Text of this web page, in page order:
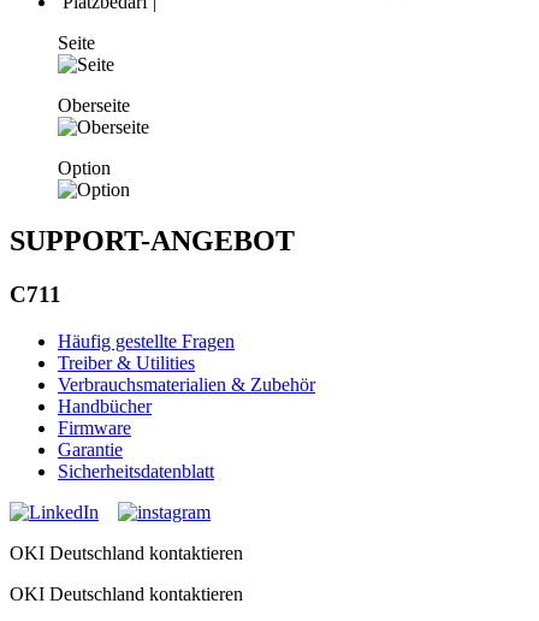
Seite
Oberseite
Option
SUPPORT-ANGEBOT
C711
Häufig gestellte Fragen
Treiber & Utilities
Verbrauchsmaterialien & Zubehör
Handbücher
Firmware
Garantie
Sicherheitsdatenblatt
OKI Deutschland kontaktieren
OKI Deutschland kontaktieren